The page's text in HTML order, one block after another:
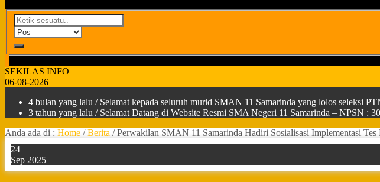
SEKILAS INFO
06-08-2026
4 bulan yang lalu / Selamat kepada seluruh murid SMAN 11 Samarinda yang lolos seleksi
3 tahun yang lalu / Selamat Datang di Website Resmi SMA Negeri 11 Samarinda – NPSN :
Anda ada di : Home /Berita /Perwakilan SMAN 11 Samarinda Hadiri Sosialisasi Implementasi
24
Sep 2025